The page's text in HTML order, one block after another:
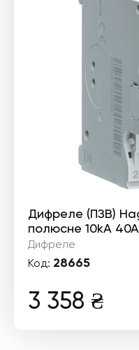
Дифреле (ПЗВ)
полюсне 10kА
Дифреле
Код: 28665
3 358 ₴